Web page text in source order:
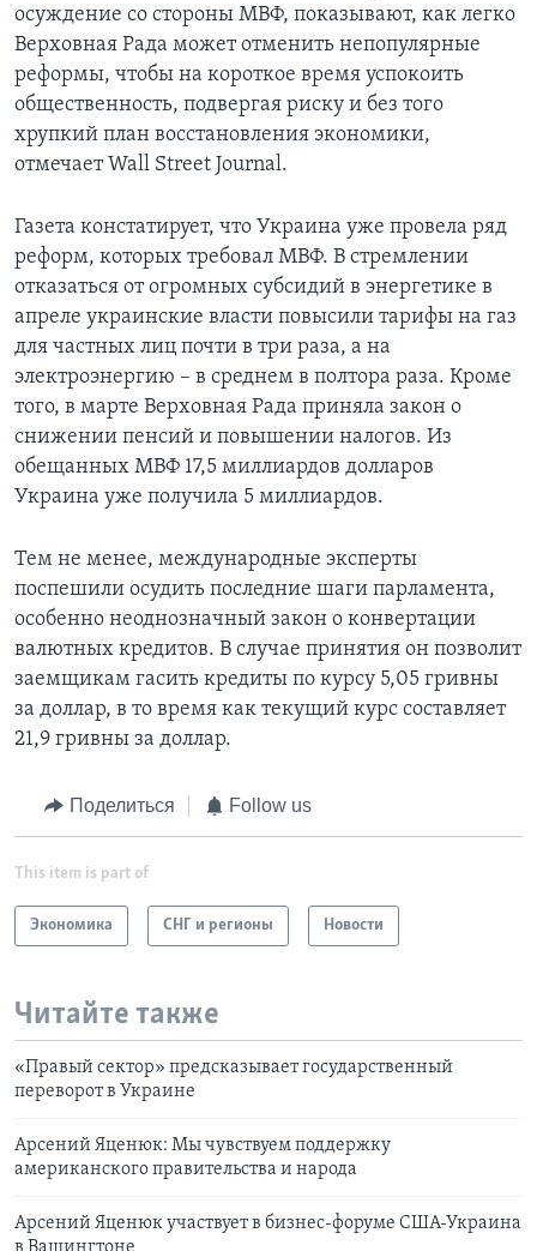
осуждение со стороны МВФ, показывают, как легко
Верховная Рада может отменить непопулярные
реформы, чтобы на короткое время успокоить
общественность, подвергая риску и без того
хрупкий план восстановления экономики,
отмечает Wall Street Journal.
Газета констатирует, что Украина уже провела ряд
реформ, которых требовал МВФ. В стремлении
отказаться от огромных субсидий в энергетике в
апреле украинские власти повысили тарифы на газ
для частных лиц почти в три раза, а на
электроэнергию – в среднем в полтора раза. Кроме
того, в марте Верховная Рада приняла закон о
снижении пенсий и повышении налогов. Из
обещанных МВФ 17,5 миллиардов долларов
Украина уже получила 5 миллиардов.
Тем не менее, международные эксперты
поспешили осудить последние шаги парламента,
особенно неоднозначный закон о конвертации
валютных кредитов. В случае принятия он позволит
заемщикам гасить кредиты по курсу 5,05 гривны
за доллар, в то время как текущий курс составляет
21,9 гривны за доллар.
Поделиться Follow us
This item is part of
Экономика СНГ и регионы Новости
Читайте также
«Правый сектор» предсказывает государственный
переворот в Украине
Арсений Яценюк: Мы чувствуем поддержку
американского правительства и народа
Арсений Яценюк участвует в бизнес-форуме США-Украина